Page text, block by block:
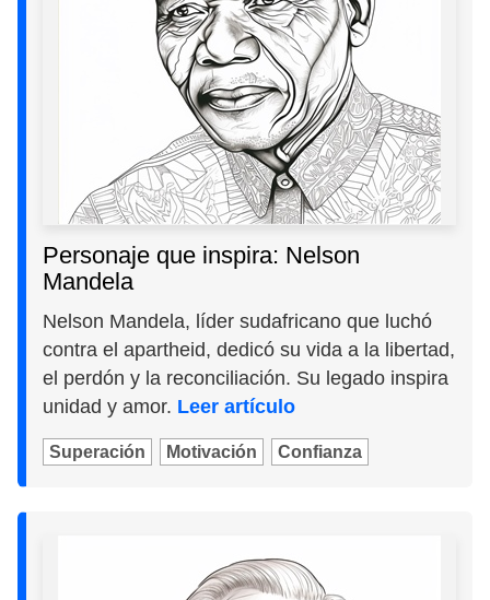
Personaje que inspira: Nelson
Mandela
Nelson Mandela, líder sudafricano que luchó
contra el apartheid, dedicó su vida a la libertad,
el perdón y la reconciliación. Su legado inspira
unidad y amor. Leer artículo
Superación Motivación Confianza